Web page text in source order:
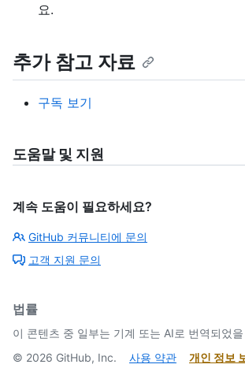
요.
추가 참고 자료
구독 보기
도움말 및 지원
계속 도움이 필요하세요?
GitHub 커뮤니티에 문의
고객 지원 문의
법률
이 콘텐츠 중 일부는 기계 또는 AI로 번역되었
© 2026 GitHub, Inc. 사용 약관 개인 정보